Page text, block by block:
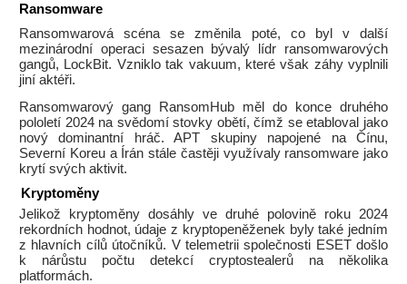
Ransomware
Ransomwarová scéna se změnila poté, co byl v další
mezinárodní operaci sesazen bývalý lídr ransomwarových
gangů, LockBit. Vzniklo tak vakuum, které však záhy vyplnili
jiní aktéři.
Ransomwarový gang RansomHub měl do konce druhého
pololetí 2024 na svědomí stovky obětí, čímž se etabloval jako
nový dominantní hráč. APT skupiny napojené na Čínu,
Severní Koreu a Írán stále častěji využívaly ransomware jako
krytí svých aktivit.
Kryptoměny
Jelikož kryptoměny dosáhly ve druhé polovině roku 2024
rekordních hodnot, údaje z kryptopeněženek byly také jedním
z hlavních cílů útočníků. V telemetrii společnosti ESET došlo
k nárůstu počtu detekcí cryptostealerů na několika
platformách.